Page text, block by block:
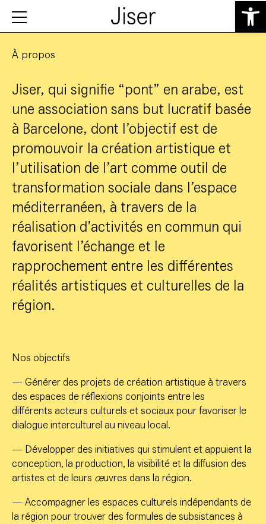
Ouvrir
À propos
Jiser, qui signifie “pont” en arabe, est
une association sans but lucratif basée
à Barcelone, dont l’objectif est de
promouvoir la création artistique et
l’utilisation de l’art comme outil de
transformation sociale dans l’espace
méditerranéen, à travers de la
réalisation d’activités en commun qui
favorisent l’échange et le
rapprochement entre les différentes
réalités artistiques et culturelles de la
région.
Nos objectifs
— Générer des projets de création artistique à travers
des espaces de réflexions conjoints entre les
différents acteurs culturels et sociaux pour favoriser le
dialogue interculturel au niveau local.
— Développer des initiatives qui stimulent et appuient la
conception, la production, la visibilité et la diffusion des
artistes et de leurs œuvres dans la région.
— Accompagner les espaces culturels indépendants de
la région pour trouver des formules de subsistances à